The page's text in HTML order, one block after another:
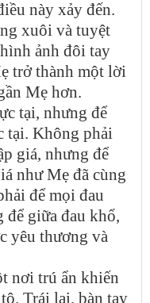
này xảy đến.
xuôi và tuyệt
ảnh đôi tay
trở thành một lời
Mẹ hơn.
tại, nhưng để
tại. Không phải
giá, nhưng để
như Mẹ đã cùng
để mọi đau
để giữa đau khổ,
yêu thương và
nơi trú ẩn khiến
Trái lại, bàn tay